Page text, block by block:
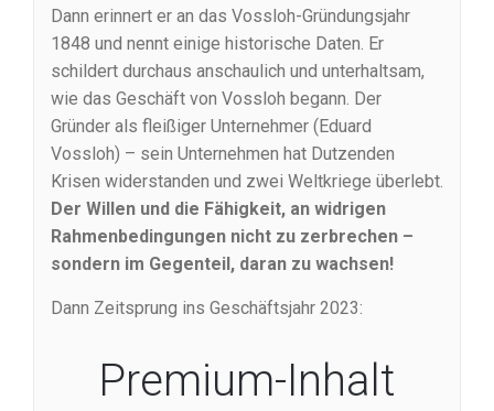
Dann erinnert er an das Vossloh-Gründungsjahr
1848 und nennt einige historische Daten. Er
schildert durchaus anschaulich und unterhaltsam,
wie das Geschäft von Vossloh begann. Der
Gründer als fleißiger Unternehmer (Eduard
Vossloh) – sein Unternehmen hat Dutzenden
Krisen widerstanden und zwei Weltkriege überlebt.
Der Willen und die Fähigkeit, an widrigen
Rahmenbedingungen nicht zu zerbrechen –
sondern im Gegenteil, daran zu wachsen!
Dann Zeitsprung ins Geschäftsjahr 2023:
Premium-Inhalt